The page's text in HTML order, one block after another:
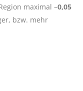
maximal –0,05
bzw. mehr